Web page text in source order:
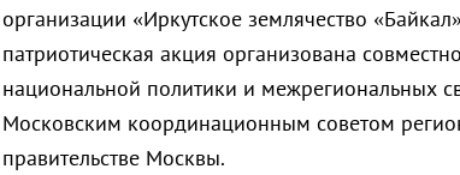
организации «Иркутское землячество
патриотическая акция организована
национальной политики и межрегиональных
Московским координационным советом
правительстве Москвы.